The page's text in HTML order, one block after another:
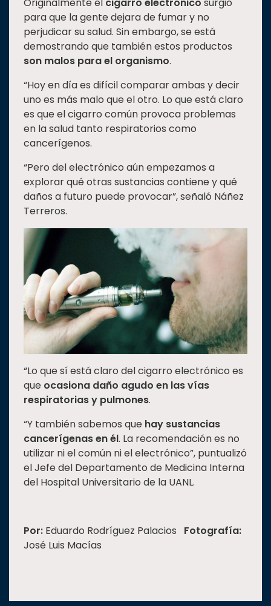
Originalmente el cigarro electrónico surgió
para que la gente dejara de fumar y no
perjudicar su salud. Sin embargo, se está
demostrando que también estos productos
son malos para el organismo.
“Hoy en día es difícil comparar ambas y decir
uno es más malo que el otro. Lo que está claro
es que el cigarro común provoca problemas
en la salud tanto respiratorios como
cancerígenos.
“Pero del electrónico aún empezamos a
explorar qué otras sustancias contiene y qué
daños a futuro puede provocar”, señaló Náñez
Terreros.
“Lo que sí está claro del cigarro electrónico es
que ocasiona daño agudo en las vías
respiratorias y pulmones.
“Y también sabemos que hay sustancias
cancerígenas en él. La recomendación es no
utilizar ni el común ni el electrónico”, puntualizó
el Jefe del Departamento de Medicina Interna
del Hospital Universitario de la UANL.
Por: Eduardo Rodríguez Palacios Fotografía:
José Luis Macías